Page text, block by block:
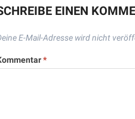
EINEN
E-Mail-Adresse wird nicht
*